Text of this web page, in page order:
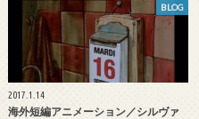
BLOG
2017.1.14
海外短編アニメーション／シルヴァ